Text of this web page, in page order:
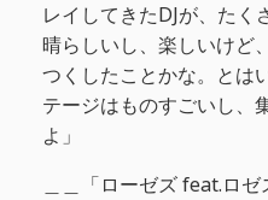
レイしてきたDJが、た
晴らしいし、楽しいけど
つくしたことかな。と
テージはものすごいし、
よ」
＿＿「ローゼズ feat.ロ